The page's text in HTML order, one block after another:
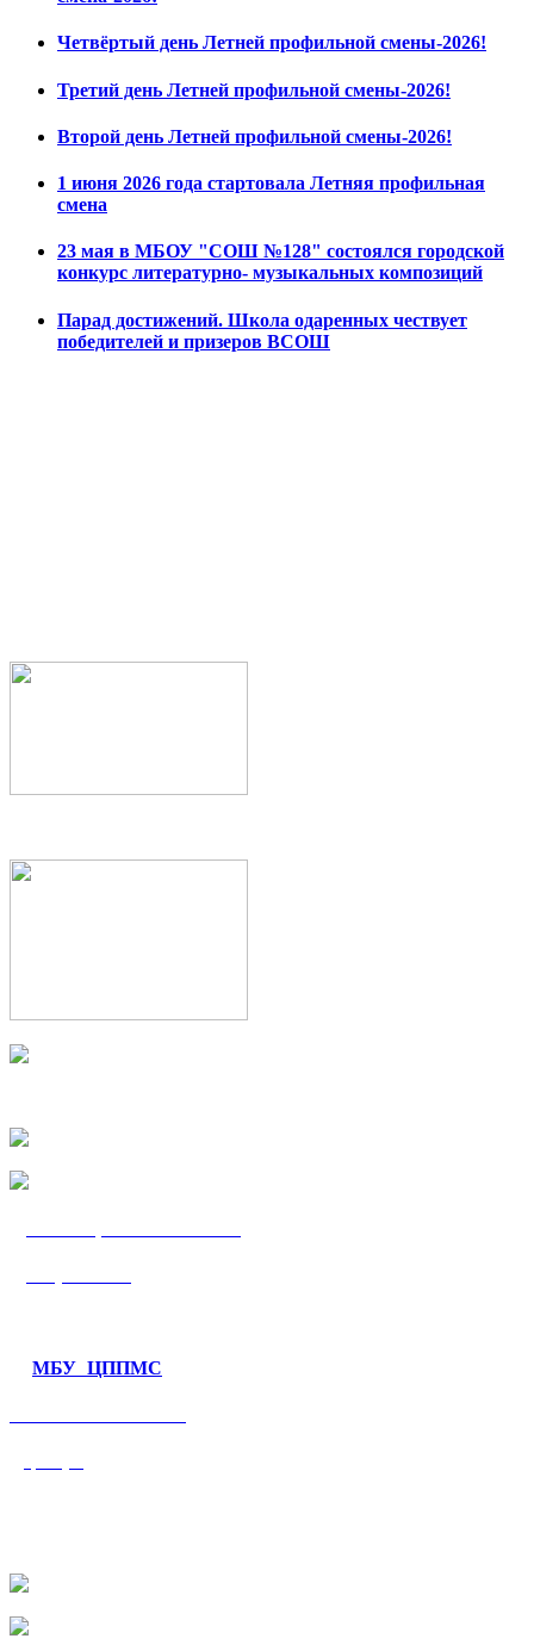
Четвёртый день Летней профильной смены-2026!
Третий день Летней профильной смены-2026!
Второй день Летней профильной смены-2026!
1 июня 2026 года стартовала Летняя профильная
смена
23 мая в МБОУ "СОШ №128" состоялся городской
конкурс литературно- музыкальных композиций
Парад достижений. Школа одаренных чествует
победителей и призеров ВСОШ
МБУ ЦППМС